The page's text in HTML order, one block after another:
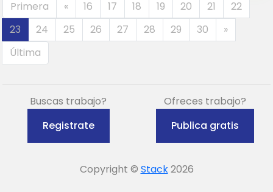
Primera « 16 17 18 19 20 21
22
23
24 25 26 27 28 29 30
»
Última
Buscas trabajo?
Registrate
Ofreces trabajo?
Publica gratis
Copyright © Stack2026